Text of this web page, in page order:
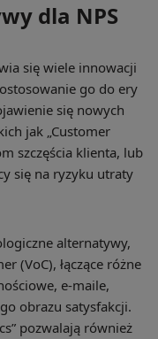
dla NPS
się wiele innowacji
go do ery
się nowych
jak „Customer
szczęścia klienta, lub
się na ryzyku utraty
alternatywy,
(VoC), łączące różne
e-maile,
obrazu satysfakcji.
pozwalają również